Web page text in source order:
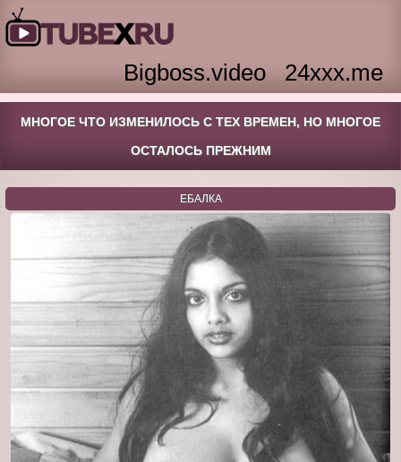
Bigboss.video 24xxx.me
МНОГОЕ ЧТО ИЗМЕНИЛОСЬ С ТЕХ ВРЕМЕН, НО МНОГОЕ
ОСТАЛОСЬ ПРЕЖНИМ
ЕБАЛКА